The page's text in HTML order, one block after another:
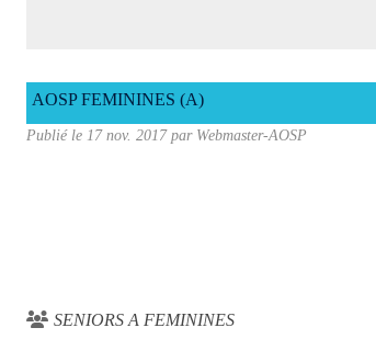
AOSP FEMININES (A)
Publié le 17 nov. 2017par Webmaster-AOSP
SENIORS A FEMININES